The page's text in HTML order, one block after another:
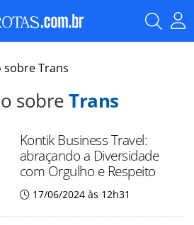
sobre Trans
sobreTrans
Kontik Business Travel:
abraçando a Diversidade
com Orgulho e Respeito
17/06/2024 às 12h31